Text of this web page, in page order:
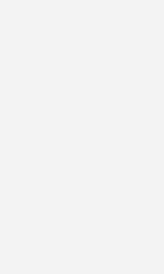
Robert Müller
in Hannover einen
unser „Dummy“ –
schon mal einen Ausblick
Leser natürlich nicht auf
es ab sofort auf
Postfach. Wer es
LinkedIn folgen.